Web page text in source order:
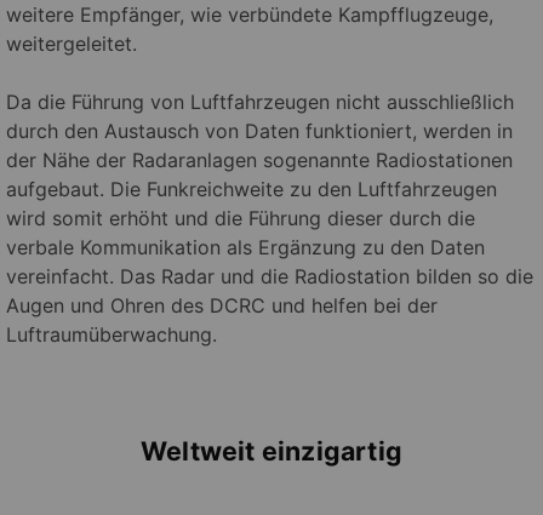
weitere Empfänger, wie verbündete Kampfflugzeuge,
weitergeleitet.
Da die Führung von Luftfahrzeugen nicht ausschließlich
durch den Austausch von Daten funktioniert, werden in
der Nähe der Radaranlagen sogenannte Radiostationen
aufgebaut. Die Funkreichweite zu den Luftfahrzeugen
wird somit erhöht und die Führung dieser durch die
verbale Kommunikation als Ergänzung zu den Daten
vereinfacht. Das Radar und die Radiostation bilden so die
Augen und Ohren des DCRC und helfen bei der
Luftraumüberwachung.
Weltweit einzigartig